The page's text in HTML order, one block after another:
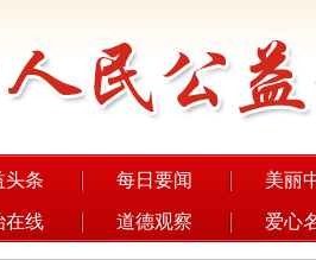
头条 每日要闻 美丽
在线 道德观察 爱心